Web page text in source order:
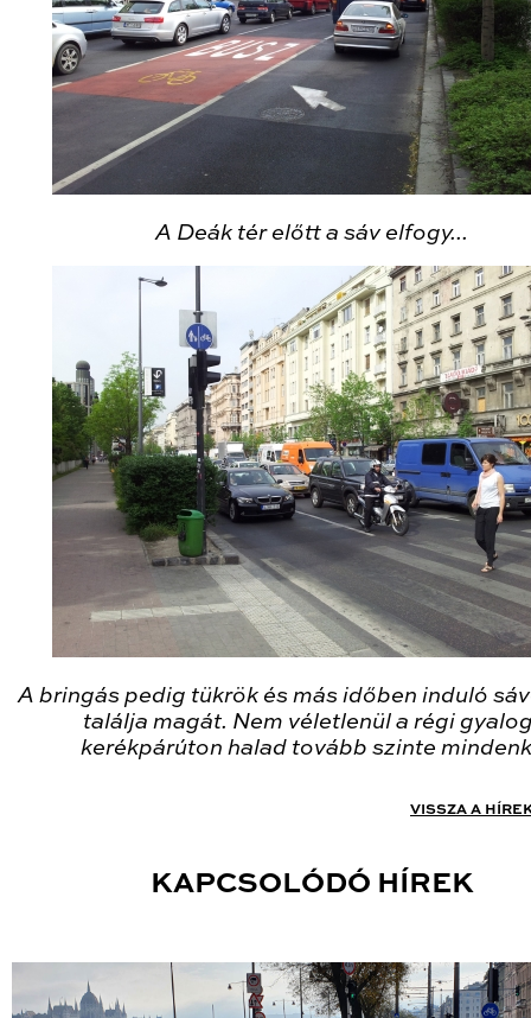
A Deák tér előtt a sáv elfogy...
A bringás pedig tükrök és más időben induló
találja magát. Nem véletlenül a régi
kerékpárúton halad tovább szinte
VISSZA A
KAPCSOLÓDÓ HÍREK